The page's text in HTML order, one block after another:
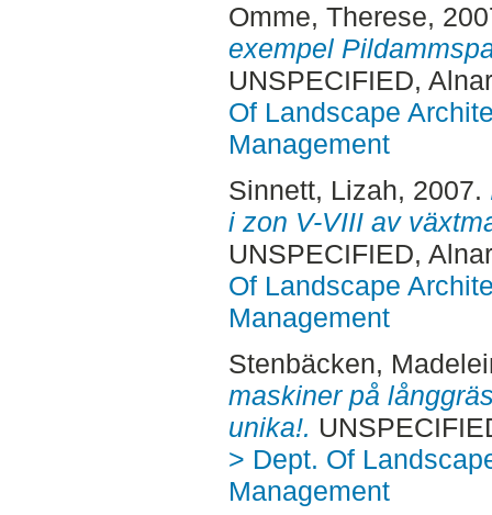
Omme, Therese,
exempel
UNSPECIFIED,
Of Landscape
Management
Sinnett, Lizah, 2007.
i zon V-VIII av
UNSPECIFIED,
Of Landscape
Management
Stenbäcken,
maskiner på
unika!.
> Dept. Of
Management